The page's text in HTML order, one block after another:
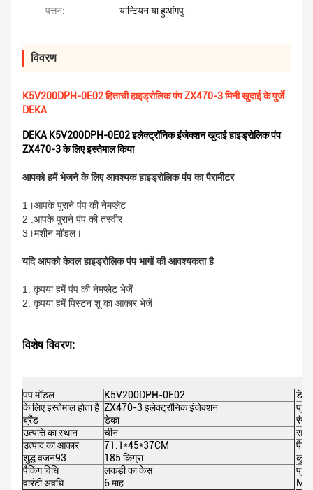
पत्तन: यान्टियन या हुआंगपु
विवरण
K5V200DPH-0E02 हिताची हाइड्रोलिक पंप ZX470-3 मिनी खुदाई के पुर्जे
DEKA
DEKA K5V200DPH-0E02 इलेक्ट्रॉनिक इंजेक्शन खुदाई हाइड्रोलिक पंप
ZX470-3 के लिए इस्तेमाल किया
आपको हमें भेजने के लिए आवश्यक हाइड्रोलिक पंप का पैरामीटर
1।आपके पुराने पंप की नेमप्लेट
2 .आपके पुराने पंप की तस्वीर
3।मशीन मॉडल।
यदि आपको केवल हाइड्रोलिक पंप भागों की आवश्यकता है
1. कृपया हमें पंप की नेमप्लेट भेजें
2. कृपया हमें पिस्टन शू का आकार भेजें
विशेष विवरण:
पंप मॉडल
K5V200DPH-0E02
के लिए इस्तेमाल होता है ZX470-3 इलेक्ट्रॉनिक इंजेक्शन
ब्रैंड
डेका
उत्पत्ति का स्थान
चीन
उत्पाद का आकार
71.1*45*37CM
शुद्ध वजन93
185 किग्रा
पैकिंग विधि
लकड़ी का केस
वारंटी अवधि
6 माह
रंग
कुल